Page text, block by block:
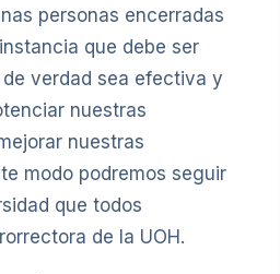
personas encerradas
que debe ser
verdad sea efectiva y
nuestras
nuestras
modo podremos seguir
que todos
de la UOH.